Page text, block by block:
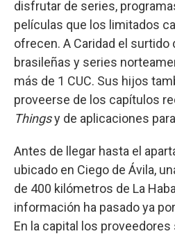
disfrutar de series,
películas que los limitados
ofrecen. A Caridad el surtido
brasileñas y series
más de 1 CUC. Sus hijos
proveerse de los capítulos
Thingsy de aplicaciones
Antes de llegar hasta el
ubicado en Ciego de Ávila,
de 400 kilómetros de La
información ha pasado ya
En la capital los proveedores